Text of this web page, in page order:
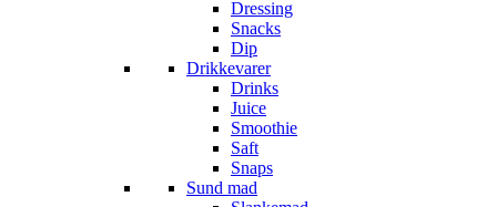
Dressing
Snacks
Dip
Drikkevarer
Drinks
Juice
Smoothie
Saft
Snaps
Sund mad